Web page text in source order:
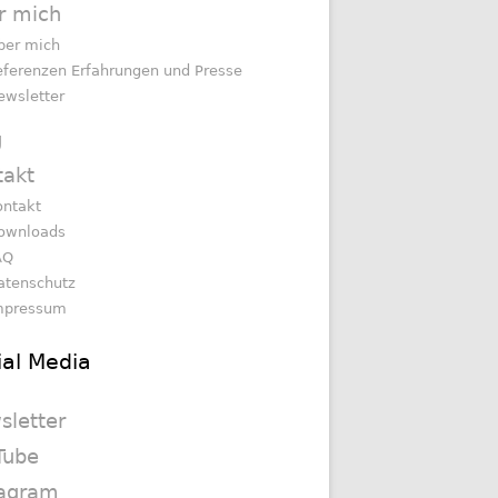
mich
mich
Erfahrungen und Presse
Media